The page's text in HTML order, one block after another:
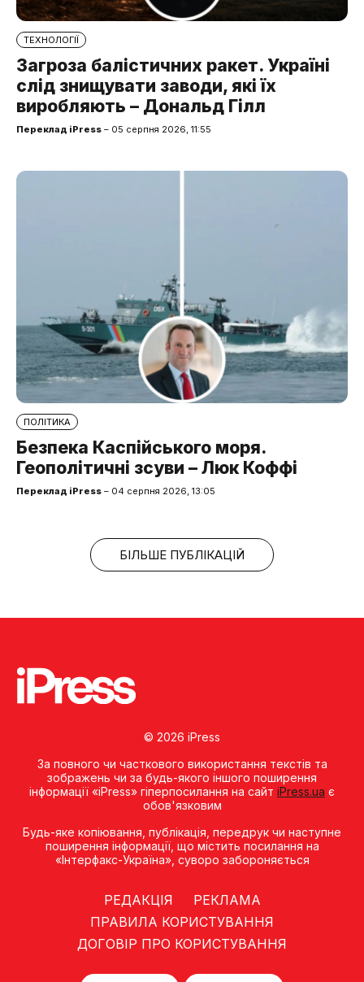
ТЕХНОЛОГІЇ
Загроза балістичних ракет. Україні
слід знищувати заводи, які їх
виробляють – Дональд Гілл
Переклад iPress – 05 серпня 2026, 11:55
ПОЛІТИКА
Безпека Каспійського моря.
Геополітичні зсуви – Люк Коффі
Переклад iPress – 04 серпня 2026, 13:05
БІЛЬШЕ ПУБЛІКАЦІЙ
© 2026 iPress
За повного чи часткового використання текстів та
зображень чи за будь-якого іншого поширення
інформації «iPress» гіперпосилання на сайт iPress.ua є
обов'язковим
Будь-яке копiювання, публiкацiя, передрук чи наступне
поширення iнформацiї, що мiстить посилання на
«Iнтерфакс-Україна», суворо забороняється
РЕДАКЦІЯ
РЕКЛАМА
ПРАВИЛА КОРИСТУВАННЯ
ДОГОВІР ПРО КОРИСТУВАННЯ